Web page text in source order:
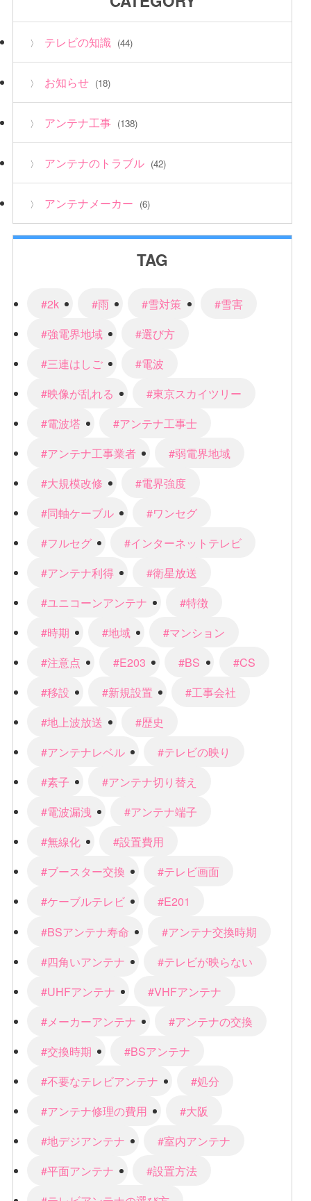
テレビの知識 (44)
お知らせ (18)
アンテナ工事 (138)
アンテナのトラブル (42)
アンテナメーカー (6)
TAG
#2k #雨 #雪対策
#雪害
#強電界地域
#選び方
#三連はしご
#電波
#映像が乱れる
#東京スカイツリー
#電波塔
#アンテナ工事士
#アンテナ工事業者
#弱電界地域
#大規模改修
#電界強度
#同軸ケーブル
#ワンセグ
#フルセグ
#インターネットテレビ
#アンテナ利得
#衛星放送
#ユニコーンアンテナ
#特徴
#時期
#地域
#マンション
#注意点
#E203 #BS
#CS
#移設
#新規設置
#工事会社
#地上波放送
#歴史
#アンテナレベル
#テレビの映り
#素子
#アンテナ切り替え
#電波漏洩
#アンテナ端子
#無線化
#設置費用
#ブースター交換
#テレビ画面
#ケーブルテレビ
#E201
#BSアンテナ寿命
#アンテナ交換時期
#四角いアンテナ
#テレビが映らない
#UHFアンテナ
#VHFアンテナ
#メーカーアンテナ
#アンテナの交換
#交換時期
#BSアンテナ
#不要なテレビアンテナ
#処分
#アンテナ修理の費用
#大阪
#地デジアンテナ
#室内アンテナ
#平面アンテナ
#設置方法